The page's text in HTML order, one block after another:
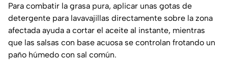
Para combatir la grasa pura, aplicar unas gotas de
detergente para lavavajillas directamente sobre la zona
afectada ayuda a cortar el aceite al instante, mientras
que las salsas con base acuosa se controlan frotando un
paño húmedo con sal común.